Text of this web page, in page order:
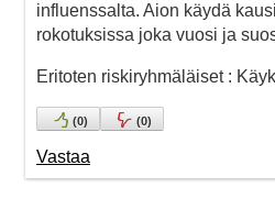
influenssalta. Aion käydä
rokotuksissa joka vuosi ja
Eritoten riskiryhmäläiset :
(0) (0)
Vastaa